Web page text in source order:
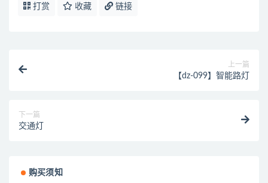
打赏 收藏 链接
上一篇
【dz-099】智能路灯
下一篇
交通灯
购买须知